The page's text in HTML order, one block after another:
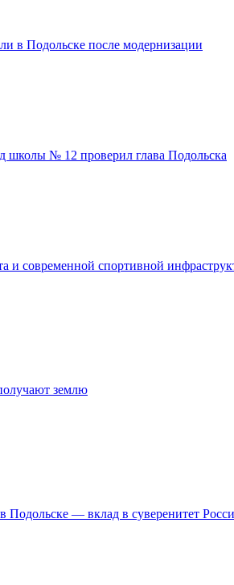
в Подольске после модернизации
школы № 12 проверил глава Подольска
и современной спортивной
землю
Подольске — вклад в суверенитет